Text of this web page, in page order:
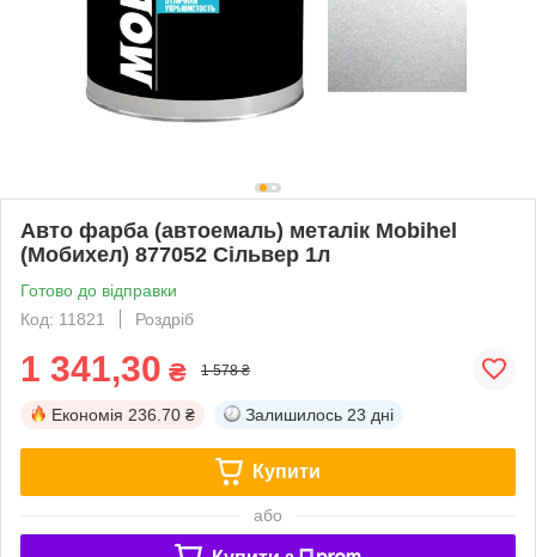
Авто фарба (автоемаль) металік Mobihel
(Мобихел) 877052 Сільвер 1л
Готово до відправки
Код: 11821
Роздріб
1 341,30 ₴ 1 578 ₴
Економія 236.70 ₴ Залишилось 23 дні
Купити
або